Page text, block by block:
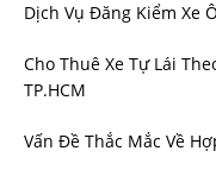
Dịch Vụ Đăng Kiểm Xe
Cho Thuê Xe Tự Lái
TP.HCM
Vấn Đề Thắc Mắc Về